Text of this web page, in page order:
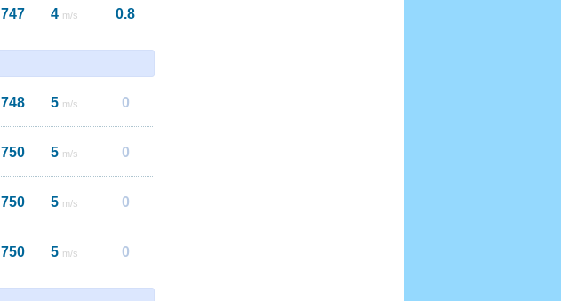
747 4 m/s 0.8
748 5 m/s 0
750 5 m/s 0
750 5 m/s 0
750 5 m/s 0